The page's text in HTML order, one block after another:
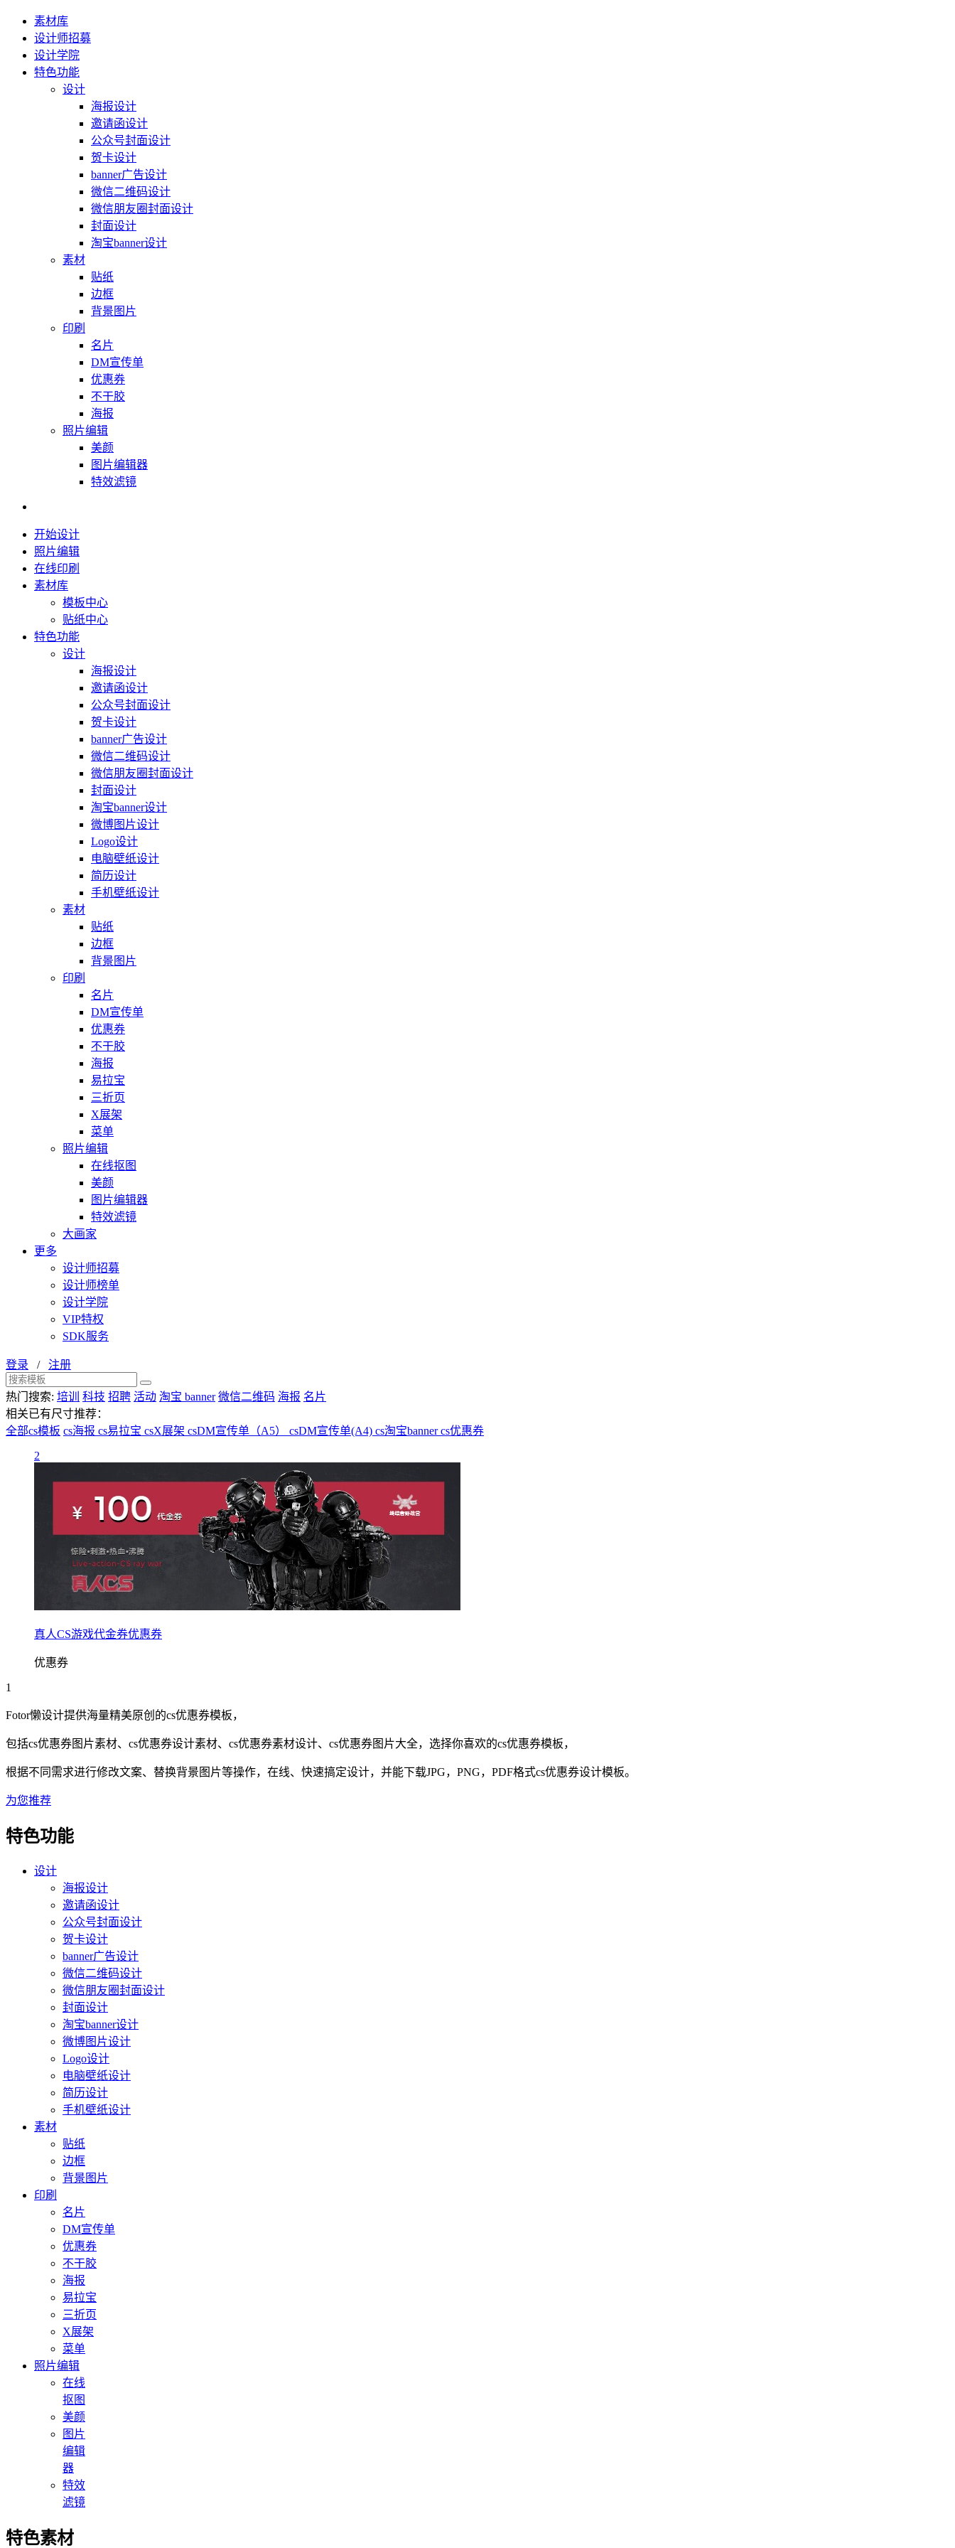
素材库
设计师招募
设计学院
特色功能
设计
海报设计
邀请函设计
公众号封面设计
贺卡设计
banner广告设计
微信二维码设计
微信朋友圈封面设计
封面设计
淘宝banner设计
素材
贴纸
边框
背景图片
印刷
名片
DM宣传单
优惠券
不干胶
海报
照片编辑
美颜
图片编辑器
特效滤镜
开始设计
照片编辑
在线印刷
素材库
模板中心
贴纸中心
特色功能
设计
海报设计
邀请函设计
公众号封面设计
贺卡设计
banner广告设计
微信二维码设计
微信朋友圈封面设计
封面设计
淘宝banner设计
微博图片设计
Logo设计
电脑壁纸设计
简历设计
手机壁纸设计
素材
贴纸
边框
背景图片
印刷
名片
DM宣传单
优惠券
不干胶
海报
易拉宝
三折页
X展架
菜单
照片编辑
在线抠图
美颜
图片编辑器
特效滤镜
大画家
更多
设计师招募
设计师榜单
设计学院
VIP特权
SDK服务
登录 / 注册
热门搜索: 培训 科技 招聘 活动 淘宝 banner 微信二维码 海报 名片
相关已有尺寸推荐：
全部cs模板 cs海报 cs易拉宝 csX展架 csDM宣传单（A5） csDM宣传单(A4) cs淘宝bannercs优惠券
2
真人CS游戏代金券优惠券
优惠券
1
Fotor懒设计提供海量精美原创的cs优惠券模板，
包括cs优惠券图片素材、 cs优惠券设计素材、 cs优惠券素材设计、 cs优惠券图片大全，选择你喜欢的cs优惠券模板，
根据不同需求进行修改文案、替换背景图片等操作，在线、快速搞定设计，并能下载JPG，PNG，PDF格式cs优惠券设计模板。
为您推荐
特色功能
设计
海报设计
邀请函设计
公众号封面设计
贺卡设计
banner广告设计
微信二维码设计
微信朋友圈封面设计
封面设计
淘宝banner设计
微博图片设计
Logo设计
电脑壁纸设计
简历设计
手机壁纸设计
素材
贴纸
边框
背景图片
印刷
名片
DM宣传单
优惠券
不干胶
海报
易拉宝
三折页
X展架
菜单
照片编辑
在线
抠图
美颜
图片
编辑
器
特效
滤镜
特色素材